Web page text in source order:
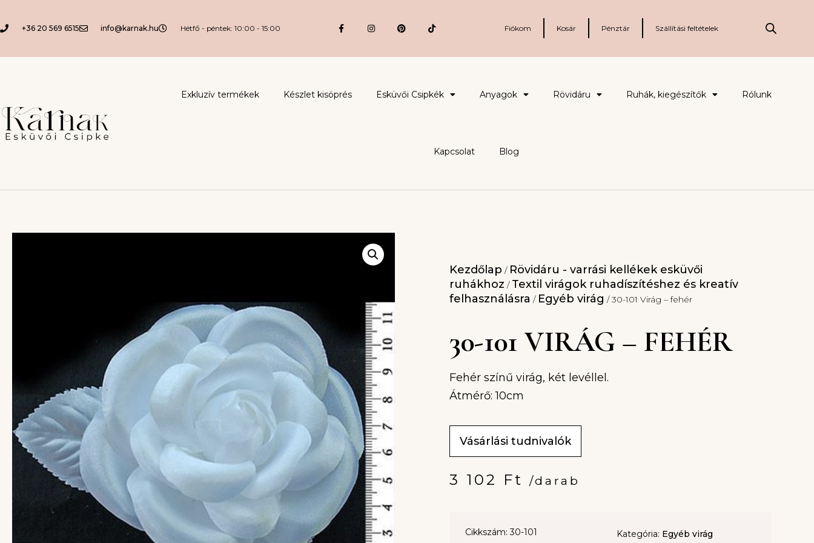
+36 20 569 6515 info@karnak.hu Hétfő - péntek: 10:00 - 15:00 Fiókom Kosár Pénztár Szállítási feltételek
Exkluzív termékek Készlet kisöprés Esküvői Csipkék Anyagok Rövidáru Ruhák, kiegészítők Rólunk
Kapcsolat Blog
Kezdőlap / Rövidáru - varrási kellékek esküvői
ruhákhoz / Textil virágok ruhadíszítéshez és kreatív
felhasználásra / Egyéb virág / 30-101 Virág – fehér
30-101 VIRÁG – FEHÉR
Fehér színű virág, két levéllel.
Átmérő: 10cm
Vásárlási tudnivalók
3 102 Ft /darab
Cikkszám: 30-101 Kategória: Egyéb virág